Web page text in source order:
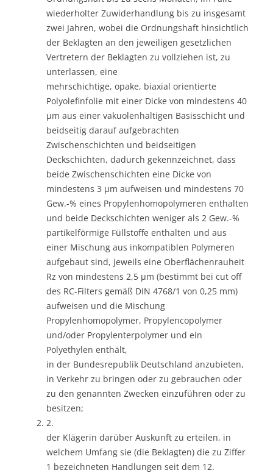
wiederholter Zuwiderhandlung bis zu insgesamt
zwei Jahren, wobei die Ordnungshaft hinsichtlich
der Beklagten an den jeweiligen gesetzlichen
Vertretern der Beklagten zu vollziehen ist, zu
unterlassen, eine
mehrschichtige, opake, biaxial orientierte
Polyolefinfolie mit einer Dicke von mindestens 40
µm aus einer vakuolenhaltigen Basisschicht und
beidseitig darauf aufgebrachten
Zwischenschichten und beidseitigen
Deckschichten, dadurch gekennzeichnet, dass
beide Zwischenschichten eine Dicke von
mindestens 3 µm aufweisen und mindestens 70
Gew.-% eines Propylenhomopolymeren enthalten
und beide Deckschichten weniger als 2 Gew.-%
partikelförmige Füllstoffe enthalten und aus
einer Mischung aus inkompatiblen Polymeren
aufgebaut sind, jeweils eine Oberflächenrauheit
Rz von mindestens 2,5 µm (bestimmt bei cut off
des RC-Filters gemäß DIN 4768/1 von 0,25 mm)
aufweisen und die Mischung
Propylenhomopolymer, Propylencopolymer
und/oder Propylenterpolymer und ein
Polyethylen enthält,
in der Bundesrepublik Deutschland anzubieten,
in Verkehr zu bringen oder zu gebrauchen oder
zu den genannten Zwecken einzuführen oder zu
besitzen;
2.
der Klägerin darüber Auskunft zu erteilen, in
welchem Umfang sie (die Beklagten) die zu Ziffer
1 bezeichneten Handlungen seit dem 12.